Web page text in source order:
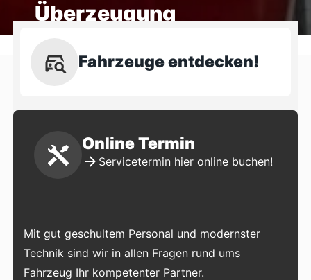
Überzeugung
Fahrzeuge entdecken!
Online Termin
Servicetermin hier online buchen!
Mit gut geschultem Personal und modernster
Technik sind wir in allen Fragen rund ums
Fahrzeug Ihr kompetenter Partner.